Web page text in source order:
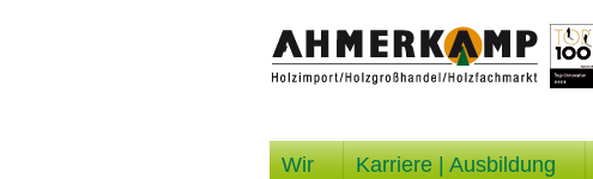
Wir Karriere | Ausbildung